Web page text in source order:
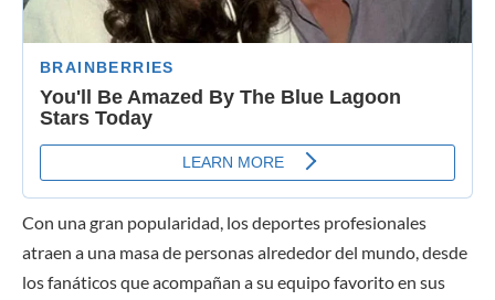
Con una gran popularidad, los deportes profesionales
atraen a una masa de personas alrededor del mundo, desde
los fanáticos que acompañan a su equipo favorito en sus